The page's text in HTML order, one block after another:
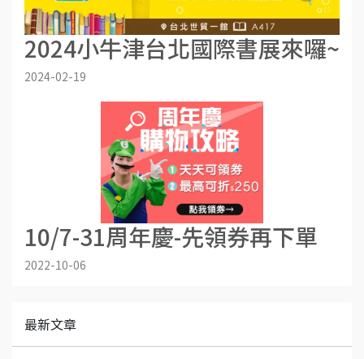
2024小牛津台北國際書展來囉~
2024-02-19
10/7-31周年慶-先領券再下單
2022-10-06
最新文章